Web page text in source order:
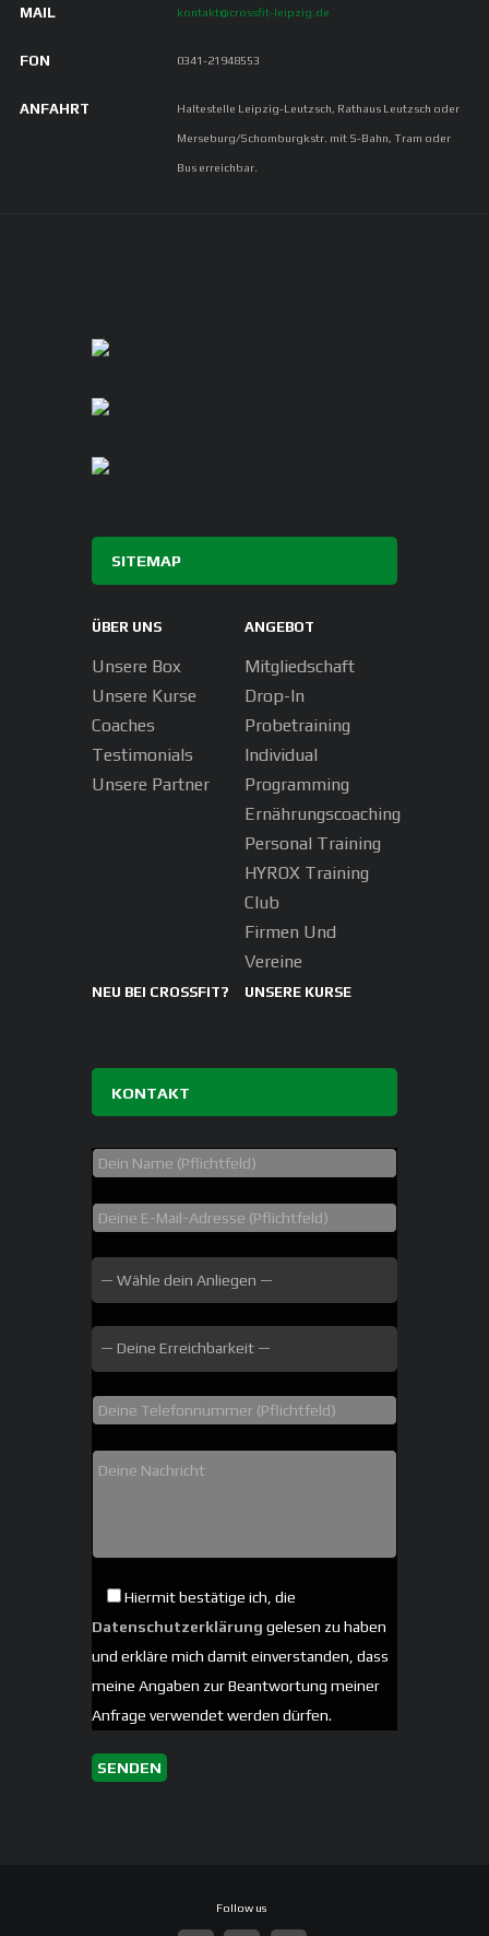
MAIL kontakt@crossfit-leipzig.de
FON 0341-21948553
ANFAHRT Haltestelle Leipzig-Leutzsch, Rathaus Leutzsch oder
Merseburg/Schomburgkstr. mit S-Bahn, Tram oder
Bus erreichbar.
SITEMAP
ÜBER UNS
Unsere Box
Unsere Kurse
Coaches
Testimonials
Unsere Partner
ANGEBOT
Mitgliedschaft
Drop-In
Probetraining
Individual
Programming
Ernährungscoaching
Personal Training
HYROX Training
Club
Firmen Und
Vereine
NEU BEI CROSSFIT? UNSERE KURSE
KONTAKT
Hiermit bestätige ich, die
Datenschutzerklärung gelesen zu haben
und erkläre mich damit einverstanden, dass
meine Angaben zur Beantwortung meiner
Anfrage verwendet werden dürfen.